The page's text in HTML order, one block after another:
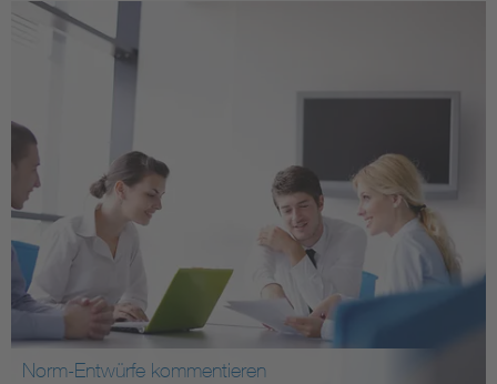
Norm-Entwürfe kommentieren